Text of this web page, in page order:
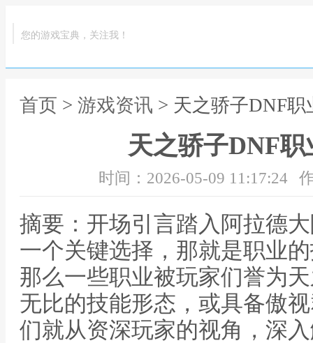
您的游戏宝典，关注我！
首页 > 游戏资讯 > 天之骄子DNF
天之骄子DNF
时间：2026-05-09 11:17:24
摘要：开场引言踏入阿拉德
一个关键选择，那就是职业
那么一些职业被玩家们誉为
无比的技能形态，或具备傲
们就从资深玩家的视角，深